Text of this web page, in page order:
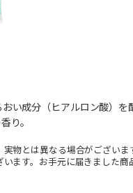
い成分（ヒアルロン酸）
り。
物とは異なる場合がござい
ます。お手元に届きました